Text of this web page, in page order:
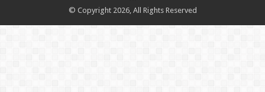
© Copyright 2026, All Rights Reserved